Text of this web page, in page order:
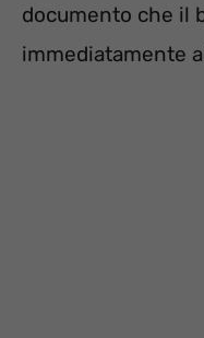
documento che il
immediatamente